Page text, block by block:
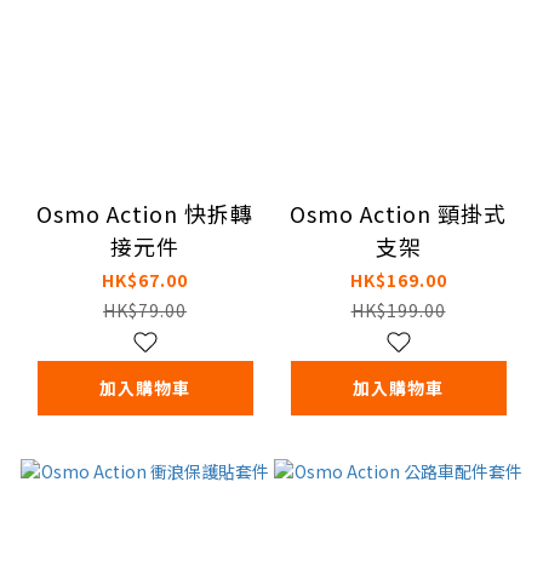
Osmo Action 快拆轉
接元件
HK$67.00
HK$79.00
加入購物車
Osmo Action 頸掛式
支架
HK$169.00
HK$199.00
加入購物車